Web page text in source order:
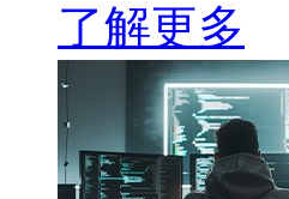
了解更多